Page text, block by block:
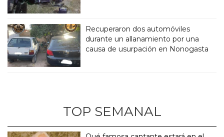
Recuperaron dos automóviles
durante un allanamiento por una
causa de usurpación en Nonogasta
TOP SEMANAL